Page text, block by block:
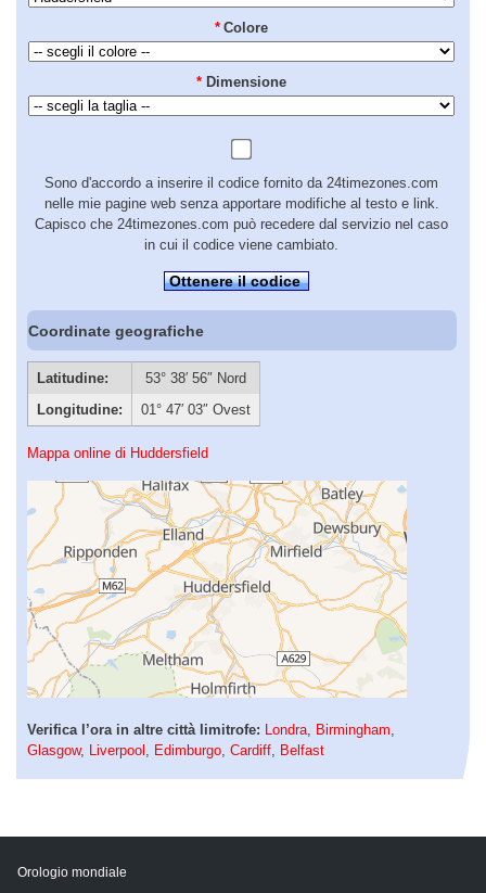
* Colore
* Dimensione
Sono d'accordo a inserire il codice fornito da 24timezones.com
nelle mie pagine web senza apportare modifiche al testo e link.
Capisco che 24timezones.com può recedere dal servizio nel caso
in cui il codice viene cambiato.
Ottenere il codice
Coordinate geografiche
Latitudine:
53° 38′ 56″ Nord
Longitudine:
01° 47′ 03″ Ovest
Mappa online di Huddersfield
Verifica l’ora in altre città limitrofe: Londra Birmingham
Glasgow, Liverpool Edimburgo Cardiff Belfast
Orologio mondiale